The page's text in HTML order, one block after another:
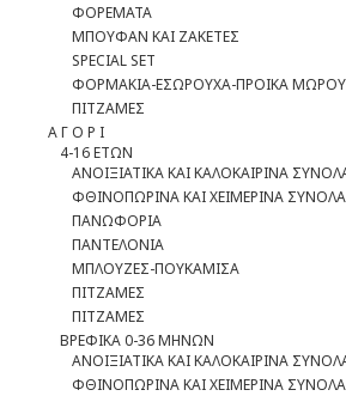
ΦΟΡΕΜΑΤΑ
ΜΠΟΥΦΑΝ ΚΑΙ ΖΑΚΕΤΕΣ
SPECIAL SET
ΦOΡΜΑΚΙΑ-ΕΣΩΡΟΥΧΑ-ΠΡΟΙΚΑ ΜΩΡΟΥ
ΠΙΤΖΑΜΕΣ
Α Γ Ο Ρ Ι
4-16 ΕΤΩΝ
ΑΝΟΙΞΙΑΤΙΚΑ ΚΑΙ ΚΑΛΟΚΑΙΡΙΝΑ
ΦΘΙΝΟΠΩΡΙΝΑ ΚΑΙ ΧΕΙΜΕΡΙΝΑ
ΠΑΝΩΦΟΡΙΑ
ΠΑΝΤΕΛΟΝΙΑ
ΜΠΛΟΥΖΕΣ-ΠΟΥΚΑΜΙΣΑ
ΠΙΤΖΑΜΕΣ
ΠΙΤΖΑΜΕΣ
ΒΡΕΦΙΚΑ 0-36 ΜΗΝΩΝ
ΑΝΟΙΞΙΑΤΙΚΑ ΚΑΙ ΚΑΛΟΚΑΙΡΙΝΑ
ΦΘΙΝΟΠΩΡΙΝΑ ΚΑΙ ΧΕΙΜΕΡΙΝΑ ΣΥΝΟΛΑ